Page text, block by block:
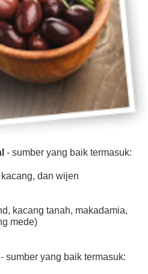
- sumber yang baik termasuk:
dan wijen
kacang tanah, makadamia,
mede)
- sumber yang baik termasuk: